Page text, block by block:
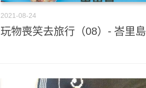
2021-08-24
玩物喪笑去旅行（08）- 峇里島